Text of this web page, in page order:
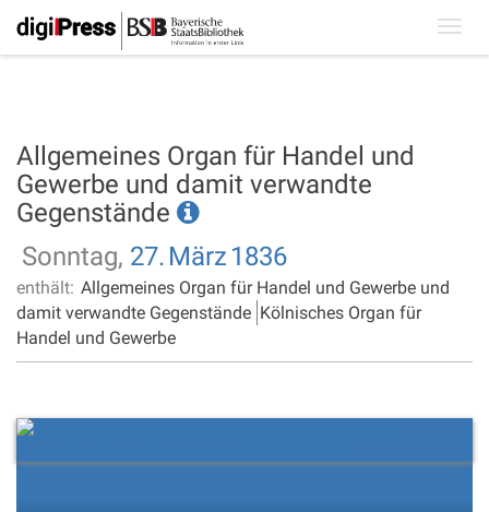
Allgemeines Organ für Handel und
Gewerbe und damit verwandte
Gegenstände
Sonntag, 27. März 1836
enthält: Allgemeines Organ für Handel und Gewerbe und
damit verwandte Gegenstände Kölnisches Organ für
Handel und Gewerbe